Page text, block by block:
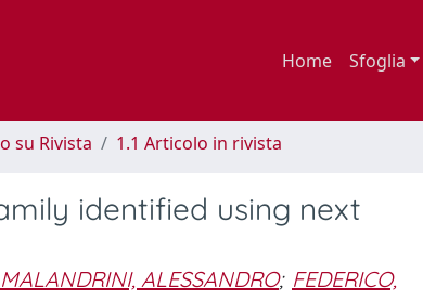
Home Sfoglia
su Rivista 1.1 Articolo in rivista
identified using next
MALANDRINI, ALESSANDRO; FEDERICO,